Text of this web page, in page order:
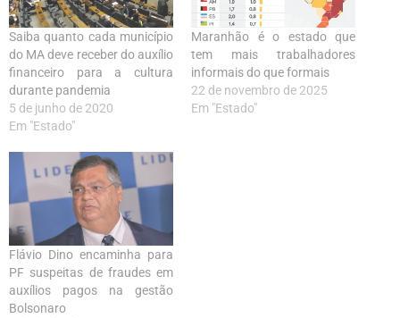
Saiba quanto cada município
do MA deve receber do auxílio
financeiro para a cultura
durante pandemia
5 de junho de 2020
Em "Estado"
Maranhão é o estado que
tem mais trabalhadores
informais do que formais
22 de novembro de 2025
Em "Estado"
Flávio Dino encaminha para
PF suspeitas de fraudes em
auxílios pagos na gestão
Bolsonaro